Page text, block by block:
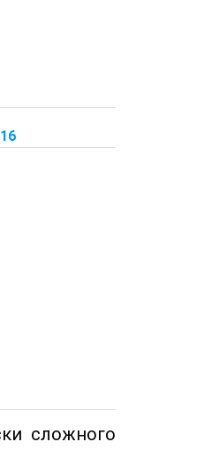
сложного